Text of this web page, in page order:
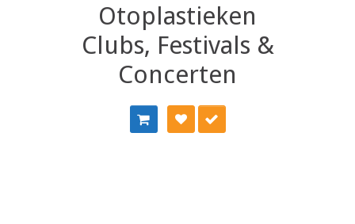
Otoplastieken
Clubs, Festivals &
Concerten